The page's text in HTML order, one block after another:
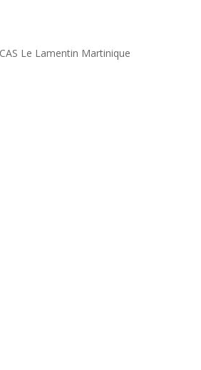
Le Lamentin Martinique